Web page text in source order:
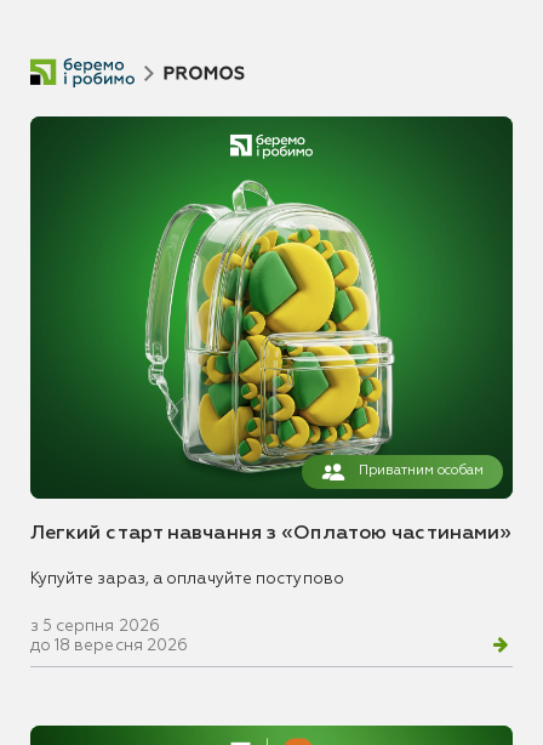
Приватним особам
Легкий старт навчання з «Оплатою частинами»
Купуйте зараз, а оплачуйте поступово
з 5 серпня 2026
до 18 вересня 2026